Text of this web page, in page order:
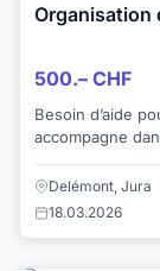
Organisation
500.– CHF
Besoin d’aide pour
accompagne
Delémont, Jura
18.03.2026